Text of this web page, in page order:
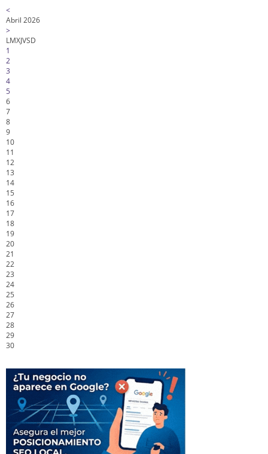
<
Abril 2026
>
LMXJVSD
1
2
3
4
5
6
7
8
9
10
11
12
13
14
15
16
17
18
19
20
21
22
23
24
25
26
27
28
29
30